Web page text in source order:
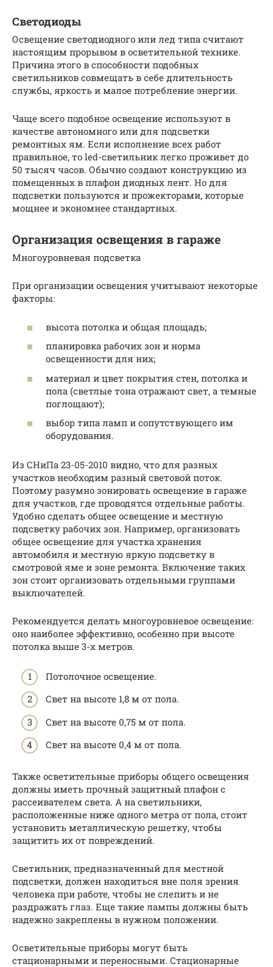
Светодиоды
Освещение светодиодного или лед типа считают
настоящим прорывом в осветительной технике.
Причина этого в способности подобных
светильников совмещать в себе длительность
службы, яркость и малое потребление энергии.
Чаще всего подобное освещение используют в
качестве автономного или для подсветки
ремонтных ям. Если исполнение всех работ
правильное, то led-светильник легко проживет до
50 тысяч часов. Обычно создают конструкцию из
помещенных в плафон диодных лент. Но для
подсветки пользуются и прожекторами, которые
мощнее и экономнее стандартных.
Организация освещения в гараже
Многоуровневая подсветка
При организации освещения учитывают некоторые
факторы:
высота потолка и общая площадь;
планировка рабочих зон и норма
освещенности для них;
материал и цвет покрытия стен, потолка и
пола (светлые тона отражают свет, а темные
поглощают);
выбор типа ламп и сопутствующего им
оборудования.
Из СНиПа 23-05-2010 видно, что для разных
участков необходим разный световой поток.
Поэтому разумно зонировать освещение в гараже
для участков, где проводятся отдельные работы.
Удобно сделать общее освещение и местную
подсветку рабочих зон. Например, организовать
общее освещение для участка хранения
автомобиля и местную яркую подсветку в
смотровой яме и зоне ремонта. Включение таких
зон стоит организовать отдельными группами
выключателей.
Рекомендуется делать многоуровневое освещение:
оно наиболее эффективно, особенно при высоте
потолка выше 3-х метров.
Потолочное освещение.
Свет на высоте 1,8 м от пола.
Свет на высоте 0,75 м от пола.
Свет на высоте 0,4 м от пола.
Также осветительные приборы общего освещения
должны иметь прочный защитный плафон с
рассеивателем света. А на светильники,
расположенные ниже одного метра от пола, стоит
установить металлическую решетку, чтобы
защитить их от повреждений.
Светильник, предназначенный для местной
подсветки, должен находиться вне поля зрения
человека при работе, чтобы не слепить и не
раздражать глаз. Еще такие лампы должны быть
надежно закреплены в нужном положении.
Осветительные приборы могут быть
стационарными и переносными. Стационарные